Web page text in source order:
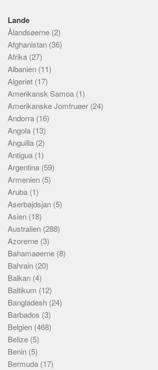
Sverige
Norge
Thailand
Italien
Grækenland
USA
Alle
Nøgleord
Bolig
Job
Virksomhed
Investering
Pension og opsparing
Forbrug
Social sikring og sundhed
Transport
Alle
Aspekter
Køb og salg
Økonomi
Jura og regler
Skatter og afgifter
Lande
Ålandsøerne (2)
Afghanistan (36)
Afrika (27)
Albanien (11)
Algeriet (17)
Amerikansk Samoa (1)
Amerikanske Jomfruøer (24)
Andorra (16)
Angola (13)
Anguilla (2)
Antigua (1)
Argentina (59)
Armenien (5)
Aruba (1)
Aserbajdsjan (5)
Asien (18)
Australien (288)
Azorerne (3)
Bahamaøerne (8)
Bahrain (20)
Balkan (4)
Baltikum (12)
Bangladesh (24)
Barbados (3)
Belgien (468)
Belize (5)
Benin (5)
Bermuda (17)